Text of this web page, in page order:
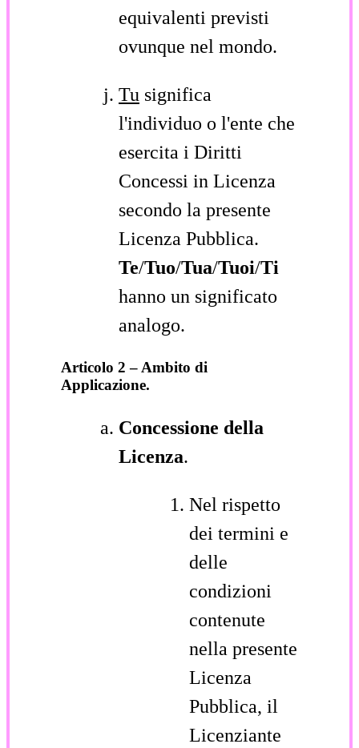
equivalenti previsti
ovunque nel mondo.
Tu significa
l'individuo o l'ente che
esercita i Diritti
Concessi in Licenza
secondo la presente
Licenza Pubblica.
Te/Tuo/Tua/Tuoi/Ti
hanno un significato
analogo.
Articolo 2 – Ambito di
Applicazione.
Concessione della
Licenza.
Nel rispetto
dei termini e
delle
condizioni
contenute
nella presente
Licenza
Pubblica, il
Licenziante